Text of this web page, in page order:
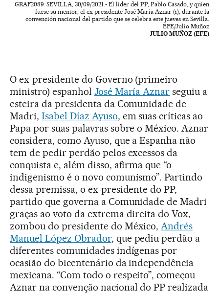
GRAF2089. SEVILLA, 30/09/2021.- El líder del PP, Pablo Casado, y quien
fuese su mentor, el ex presidente José María Aznar (i), durante la
convención nacional del partido que se celebra este jueves en Sevilla.
EFE/Julio Muñoz
JULIO MUÑOZ (EFE)
O ex-presidente do Governo (primeiro-
ministro) espanhol José María Aznar seguiu a
esteira da presidenta da Comunidade de
Madri, Isabel Díaz Ayuso, em suas críticas ao
Papa por suas palavras sobre o México. Aznar
considera, como Ayuso, que a Espanha não
tem de pedir perdão pelos excessos da
conquista e, além disso, afirma que “o
indigenismo é o novo comunismo”. Partindo
dessa premissa, o ex-presidente do PP,
partido que governa a Comunidade de Madri
graças ao voto da extrema direita do Vox,
zombou do presidente do México,Andrés
Manuel López Obrador, que pediu perdão a
diferentes comunidades indígenas por
ocasião do bicentenário da independência
mexicana. “Com todo o respeito”, começou
Aznar na convenção nacional do PP realizada